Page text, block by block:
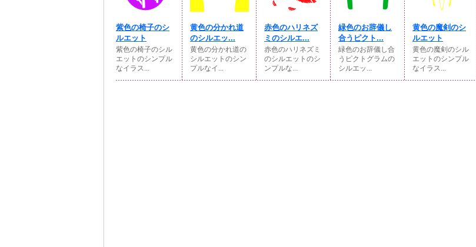
紫色の椅子のシ
ルエット
紫色の椅子のシル
エットのシンプル
なイラス...
黄色の分かれ道
のシルエッ...
黄色の分かれ道の
シルエットのシン
プルなイ...
赤色のハリネズ
ミのシルエ...
赤色のハリネズミ
のシルエットのシ
ンプルな...
緑色のお辞儀し
合うピクト...
緑色のお辞儀し合
うピクトグラムの
シルエッ...
黄色の魔剣のシ
ルエット
黄色の魔剣のシル
エットのシンプル
なイラス...